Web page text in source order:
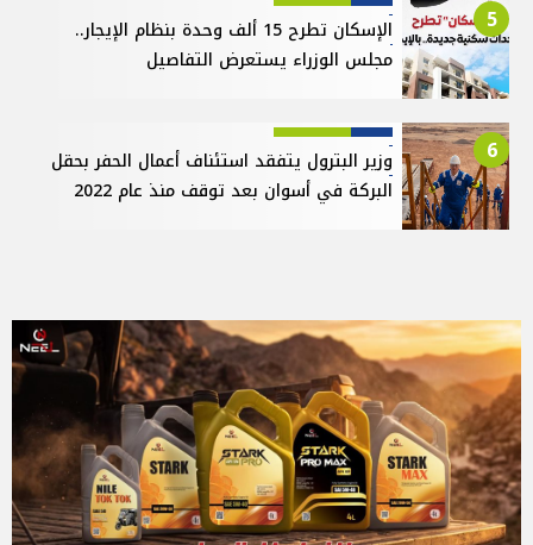
5
الإسكان تطرح 15 ألف وحدة بنظام الإيجار..
مجلس الوزراء يستعرض التفاصيل
6
وزير البترول يتفقد استئناف أعمال الحفر بحقل
البركة في أسوان بعد توقف منذ عام 2022